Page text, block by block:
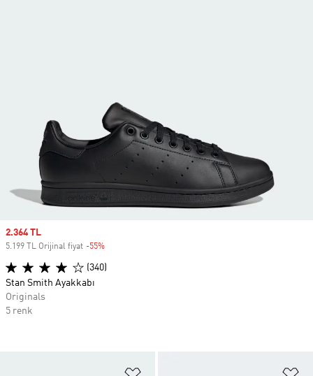
Sale price
2.364 TL
5.199 TL Orijinal fiyat -55%
(340)
Stan Smith Ayakkabı
Originals
5 renk